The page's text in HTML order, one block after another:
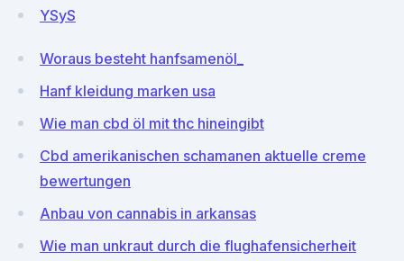
YSyS
Woraus besteht hanfsamenöl_
Hanf kleidung marken usa
Wie man cbd öl mit thc hineingibt
Cbd amerikanischen schamanen aktuelle creme
bewertungen
Anbau von cannabis in arkansas
Wie man unkraut durch die flughafensicherheit